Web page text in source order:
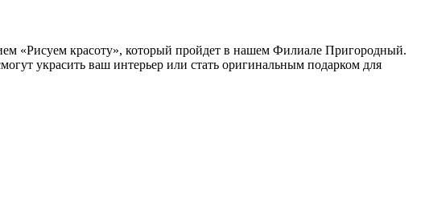
«Рисуем красоту», который пройдет в нашем Филиале Пригородный.
украсить ваш интерьер или стать оригинальным подарком для